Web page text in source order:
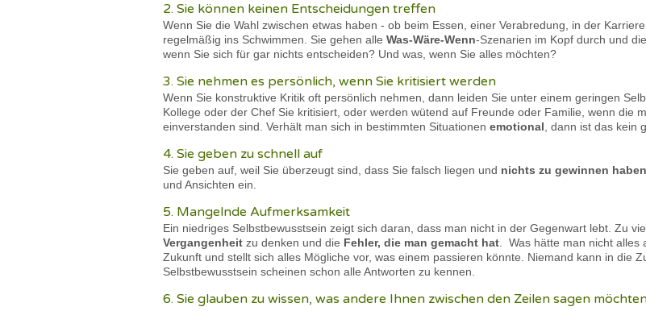
2. Sie können keinen Entscheidungen treffen
Wenn Sie die Wahl zwischen etwas haben - ob beim Essen, einer Verabredung, in der
regelmäßig ins Schwimmen. Sie gehen alle Was-Wäre-Wenn-Szenarien im Kopf durch und
wenn Sie sich für gar nichts entscheiden? Und was, wenn Sie alles möchten?
3. Sie nehmen es persönlich, wenn Sie kritisiert werden
Wenn Sie konstruktive Kritik oft persönlich nehmen, dann leiden Sie unter einem geringen
Kollege oder der Chef Sie kritisiert, oder werden wütend auf Freunde oder Familie, wenn die
einverstanden sind. Verhält man sich in bestimmten Situationen emotional , dann ist das kein
4. Sie geben zu schnell auf
Sie geben auf, weil Sie überzeugt sind, dass Sie falsch liegen und nichts zu gewinnen haben
und Ansichten ein.
5. Mangelnde Aufmerksamkeit
Ein niedriges Selbstbewusstsein zeigt sich daran, dass man nicht in der Gegenwart lebt. Zu
Vergangenheit zu denken und die Fehler, die man gemacht hat . Was hätte man nicht
Zukunft und stellt sich alles Mögliche vor, was einem passieren könnte. Niemand kann in die
Selbstbewusstsein scheinen schon alle Antworten zu kennen.
6. Sie glauben zu wissen, was andere Ihnen zwischen den Zeilen sagen